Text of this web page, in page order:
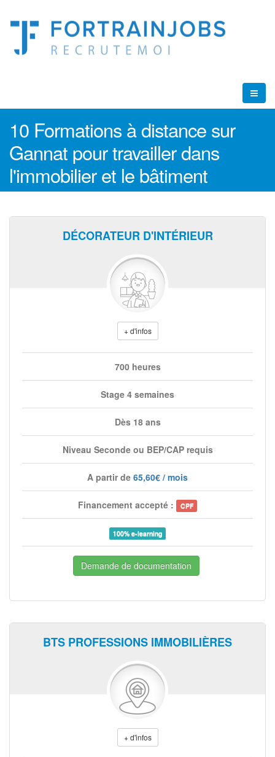
10 Formations à distance sur
Gannat pour travailler dans
l'immobilier et le bâtiment
DÉCORATEUR D'INTÉRIEUR
+ d'infos
700 heures
Stage 4 semaines
Dès 18 ans
Niveau Seconde ou BEP/CAP requis
A partir de 65,60€ / mois
Financement accepté : CPF
100% e-learning
Demande de documentation
BTS PROFESSIONS IMMOBILIÈRES
+ d'infos